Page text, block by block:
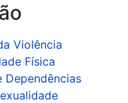
Violência
Física